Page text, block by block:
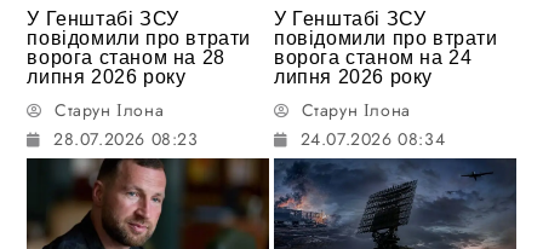
У Генштабі ЗСУ
повідомили про втрати
ворога станом на 28
липня 2026 року
Старун Ілона
28.07.2026 08:23
У Генштабі ЗСУ
повідомили про втрати
ворога станом на 24
липня 2026 року
Старун Ілона
24.07.2026 08:34